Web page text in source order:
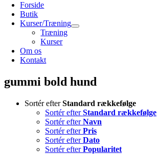
Forside
Butik
Kurser/Træning
Træning
Kurser
Om os
Kontakt
gummi bold hund
Sortér efterStandard rækkefølge
Sortér efterStandard rækkefølge
Sortér efterNavn
Sortér efterPris
Sortér efterDato
Sortér efterPopularitet